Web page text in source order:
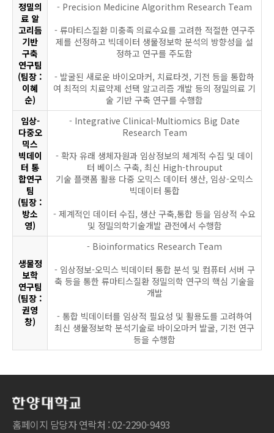
정밀의
료 알
고리듬
기반
구축
연구팀
(팀장 :
이혜
순)
- Precision Medicine Algorithm Research Team
- 류마티스질환 미충족 의료수요를 고려한 적절한 연구주
제를 선정하고 빅데이터 생물정보학 분석의 방향성을 설
정하고 연구를 주도함
- 발굴된 새로운 바이오마커, 치료타겟, 기전 등을 통합하
여 최적의 치료약제 선택 알고리즘 개발 등의 정밀의료 기
술 기반 구축 연구를 수행함
임상-
다중오
믹스
빅데이
터 통
합연구
팀
(팀장 :
방소
영)
- Integrative Clinical-Multiomics Big Date
Research Team
- 확자 유래 생체자원과 임상정보의 체계적 수집 및 데이
터 베이스 구축, 최신 High-throuput
기술 플랫폼 활용 다중 오믹스 데이터 생산, 임상-오믹스
빅데이터 통합
- 제계적인 데이터 수집, 생산 구축,통합 등을 임상적 수요
및 정밀의학기술개발 관전에서 수행함
생물정
보학
연구팀
(팀장 :
권영
창)
- Bioinformatics Research Team
- 임상정보-오믹스 빅데이터 통합 분석 및 컴퓨터 서버 구
축 등을 통한 류마티스질환 정밀의학 연구의 핵심 기술을
개발
- 통합 빅데이터를 임상적 필요성 및 활용도를 고려하여
최신 생물정보학 분석기술로 바이오마커 발굴, 기전 연구
등을 수행함
홈페이지 담당자 연락처 : 02-2290-9493